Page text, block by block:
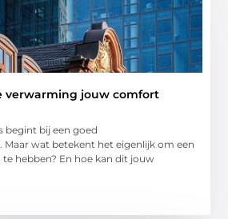
verwarming jouw comfort
begint bij een goed
wat betekent het eigenlijk om een
hebben? En hoe kan dit jouw